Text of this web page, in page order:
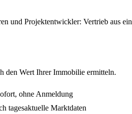
und Projektentwickler: Vertrieb aus
den Wert Ihrer Immobilie ermitteln.
ohne Anmeldung
tagesaktuelle Marktdaten